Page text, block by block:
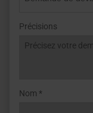
Précisions
Nom *